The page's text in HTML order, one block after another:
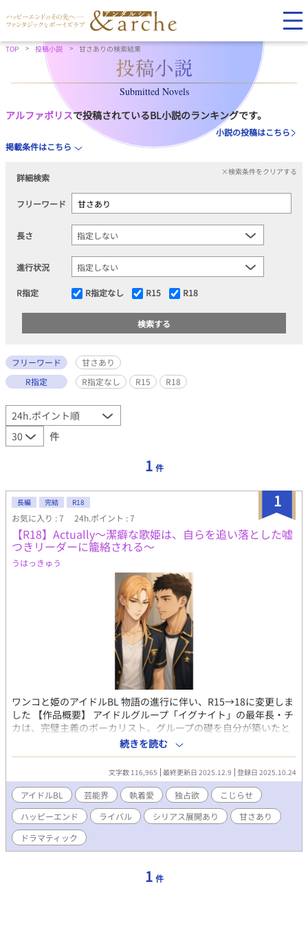
TOP 投稿小説 甘さありの検索結果
Submitted Novels
アルファポリスで投稿されているBL小説のランキングです。
小説の投稿はこちら
掲載条件はこちら
詳細検索
×検索条件をクリアする
フリーワード
長さ
進行状況
R指定 R指定なし R15 R18
フリーワード
甘さあり
R指定
R指定なし R15 R18
件
1 件
1
長編 完結 R18
お気に入り : 7 24h.ポイント : 7
【R18】Actually〜潔癖な歌姫は、自らを追い落とした嘘
つきリーダーに籠絡される〜
うはっきゅう
ワンコと姫のアイドルBL 物語の進行に伴い、R15→18に変更しま
した 【作品概要】 アイドルグループ「イグナイト」の最年長・チ
カは、完璧主義のボーカリスト。グループの礎を自分が築いたと
いう自負と、後から加入してリーダーの座を事実上奪ったトキへ
の嫉妬と敵意を抱えたまま、デビューショーケースを迎えようと
していた。 喉を潰し、孤立し、それでもプライドを捨てられない
チカの前に、トキは何度でも現れる——眩しい笑顔で、そして時
折、誰にも見せない獣の顔で。 「俺は、お前が欲しいと思ってし
まったんだ」 不純な動機を抱えて隣に立った男と、誰よりも孤高
で脆い「姫」が、傷つけ合いながらも同じ夢を追う——アイドル
業界を舞台にした、泥臭くて甘い、執着の恋愛譚。 --- ジャンル：
BL / アイドル / 現代ドラマ キーワード：すれ違い / 執着 / 秘密の関
しています ※校正にAIを使用しています
続きを読む
文字数 116,965 最終更新日 2025.12.9 登録日 2025.10.24
アイドルBL 芸能界 執着愛 独占欲
こじらせ
ハッピーエンド
ライバル シリアス展開あり
甘さあり
ドラマティック
1 件